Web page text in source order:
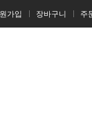
가입 장바구니 주